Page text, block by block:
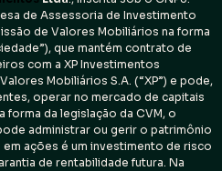
de Assessoria de Investimento
de Valores Mobiliários na forma
que mantém contrato de
com a XP Investimentos
Mobiliários S.A. (“XP”) e pode,
operar no mercado de capitais
forma da legislação da CVM, o
administrar ou gerir o patrimônio
ações é um investimento de risco
de rentabilidade futura. Na